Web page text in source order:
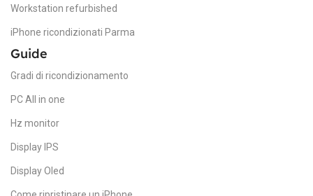
Workstation refurbished
iPhone ricondizionati Parma
Guide
Gradi di ricondizionamento
PC All in one
Hz monitor
Display IPS
Display Oled